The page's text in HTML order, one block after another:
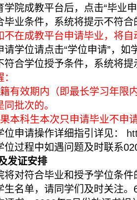
学院成教平台后，点击“毕业
毕业条件，系统将提示不符合
不在成教平台申请毕业，将
请学位请点击“学位申请”，
符合学位授予条件，系统将提
有效期内（即最长学习年限
批次的。
本科生本次只申请毕业不申
位申请操作详细指引详见：
位过程中如遇问题及时联系
发证安排
将对符合毕业和授予学位条件
名单，请同学们及时关注。